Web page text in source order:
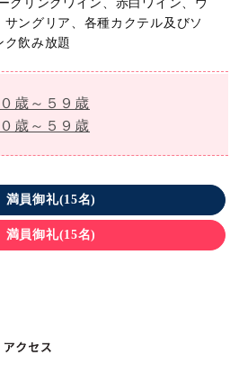
クリングワイン、赤白ワイン、ウ
サングリア、各種カクテル及びソ
ク飲み放題
歳～５９歳
歳～５９歳
満員御礼(15名)
満員御礼(15名)